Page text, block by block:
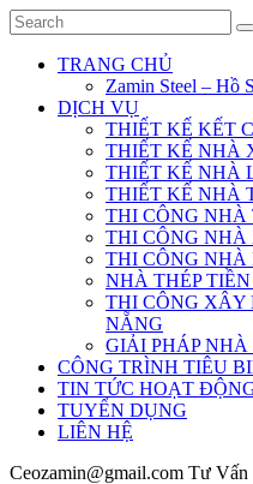
TRANG CHỦ
Zamin Steel – Hồ
DỊCH VỤ
THIẾT KẾ KẾT
THIẾT KẾ NHÀ
THIẾT KẾ NHÀ
THIẾT KẾ NHÀ
THI CÔNG NHÀ
THI CÔNG NHÀ
THI CÔNG NHÀ
NHÀ THÉP
THI CÔNG XÂY
NẴNG
GIẢI PHÁP NHÀ
CÔNG TRÌNH TIÊU
TIN TỨC HOẠT
TUYỂN DỤNG
LIÊN HỆ
Ceozamin@gmail.com Tư Vấn